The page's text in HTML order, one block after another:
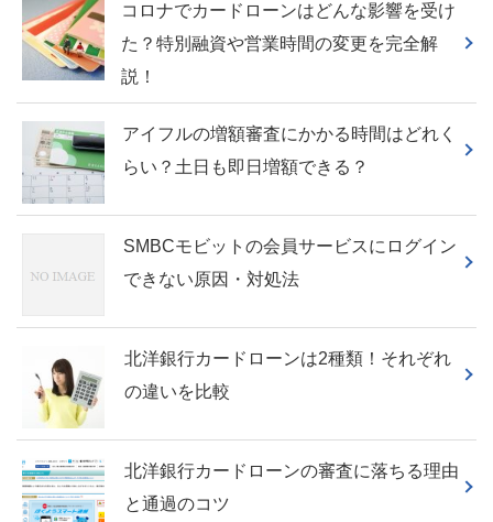
コロナでカードローンはどんな影響を受け
た？特別融資や営業時間の変更を完全解
説！
アイフルの増額審査にかかる時間はどれく
らい？土日も即日増額できる？
SMBCモビットの会員サービスにログイン
できない原因・対処法
北洋銀行カードローンは2種類！それぞれ
の違いを比較
北洋銀行カードローンの審査に落ちる理由
と通過のコツ